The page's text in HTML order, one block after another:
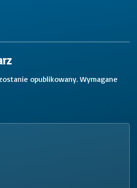
opublikowany. Wymagane